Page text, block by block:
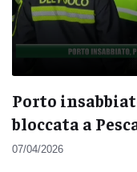
Porto
bloccata a
07/04/2026